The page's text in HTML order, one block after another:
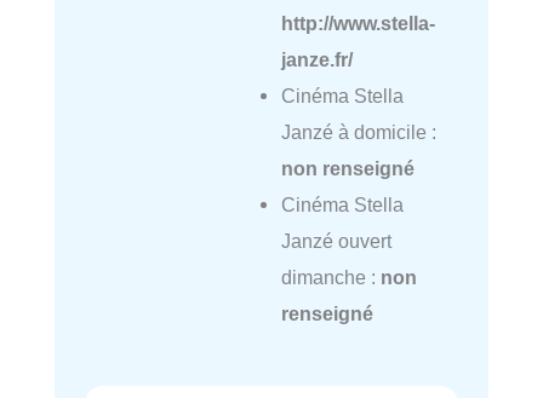
http://www.stella-
janze.fr/
Cinéma Stella
Janzé à domicile :
non renseigné
Cinéma Stella
Janzé ouvert
dimanche : non
renseigné